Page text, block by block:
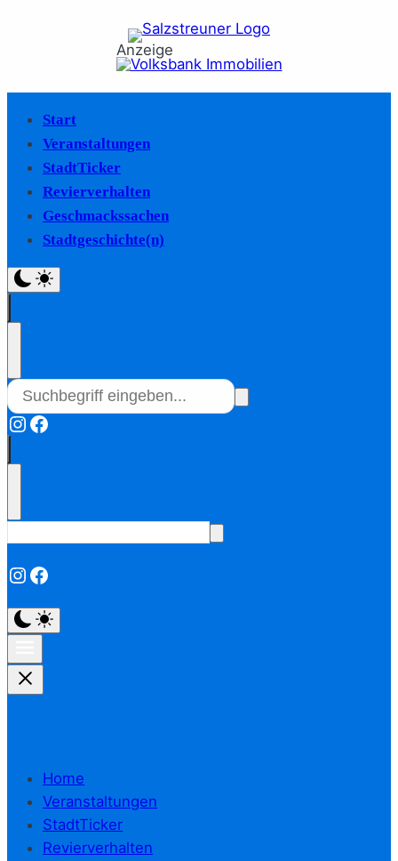
Anzeige
Start
Veranstaltungen
StadtTicker
Revierverhalten
Geschmackssachen
Stadtgeschichte(n)
Instagram
Facebook
Instagram
Facebook
Home
Veranstaltungen
StadtTicker
Revierverhalten